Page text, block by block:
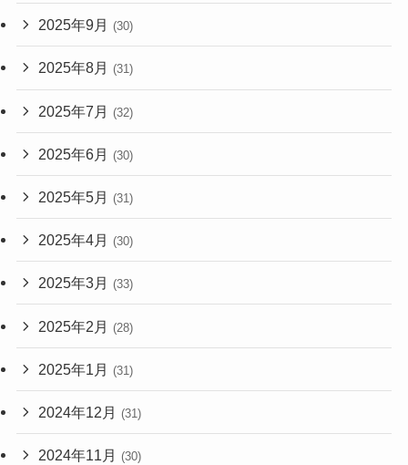
2025年9月 (30)
2025年8月 (31)
2025年7月 (32)
2025年6月 (30)
2025年5月 (31)
2025年4月 (30)
2025年3月 (33)
2025年2月 (28)
2025年1月 (31)
2024年12月 (31)
2024年11月 (30)